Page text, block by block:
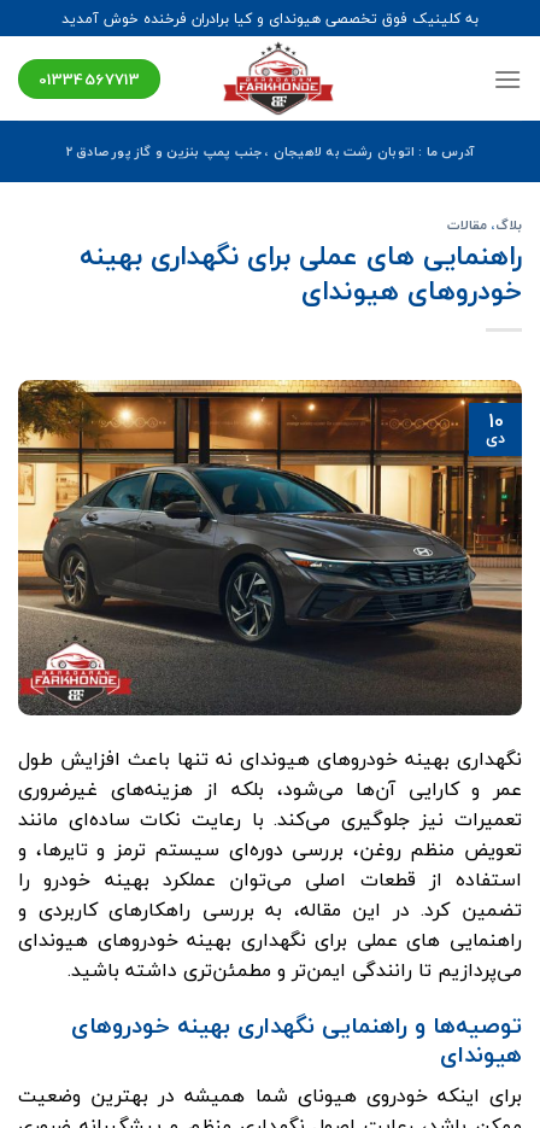
to
content
به کلینیک فوق تخصصی هیوندای و کیا برادران فرخنده خوش آمدید
01334567713
آدرس ما : اتوبان رشت به لاهیجان ، جنب پمپ بنزین و گاز پور صادق ۲
بلاگ، مقالات
راهنمایی های عملی برای نگهداری بهینه
خودروهای هیوندای
10
دی
نگهداری بهینه خودروهای هیوندای نه تنها باعث افزایش طول
عمر و کارایی آن‌ها می‌شود، بلکه از هزینه‌های غیرضروری
تعمیرات نیز جلوگیری می‌کند. با رعایت نکات ساده‌ای مانند
تعویض منظم روغن، بررسی دوره‌ای سیستم ترمز و تایرها، و
استفاده از قطعات اصلی می‌توان عملکرد بهینه خودرو را
تضمین کرد. در این مقاله، به بررسی راهکارهای کاربردی و
راهنمایی های عملی برای نگهداری بهینه خودروهای هیوندای
می‌پردازیم تا رانندگی ایمن‌تر و مطمئن‌تری داشته باشید.
توصیه‌ها و راهنمایی نگهداری بهینه خودروهای
هیوندای
برای اینکه خودروی هیونای شما همیشه در بهترین وضعیت